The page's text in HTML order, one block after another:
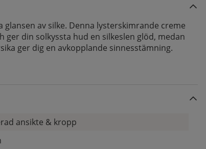
av silke. Denna lysterskimrande creme
din solkyssta hud en silkeslen glöd, medan
ger dig en avkopplande sinnesstämning.
ansikte & kropp